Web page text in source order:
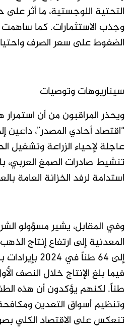
التحتية اللوجستية، ما أثر على
وجذب الاستثمارات. كما ساهمت
الضغوط على سعر الصرف
سيناريوهات وتوصيات
ويحذر المراقبون من أن
“اقتصاد أحادي المصدر”، داعين
عاجلة لإحياء الزراعة وتشغيل
تنشيط صادرات الصمغ العربي،
استدامة لرفد الخزانة العامة
وفي المقابل، يشير مسؤولو
طناً. لكنهم يؤكدون أن هذه
وتنظيم أسواق التعدين
تنعكس على الاقتصاد الكلي